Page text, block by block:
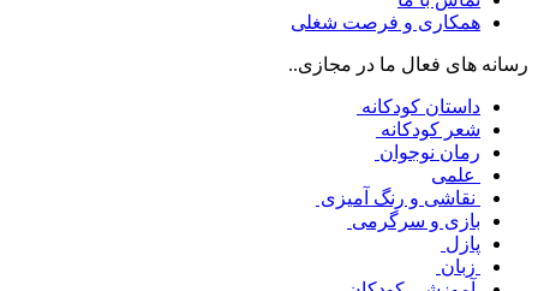
همکاری و فرصت شغلی
رسانه های فعال ما در مجازی..
داستان کودکانه
شعر کودکانه
رمان نوجوان
علمی
نقاشی و رنگ آمیزی
بازی و سرگرمی
پازل
زبان